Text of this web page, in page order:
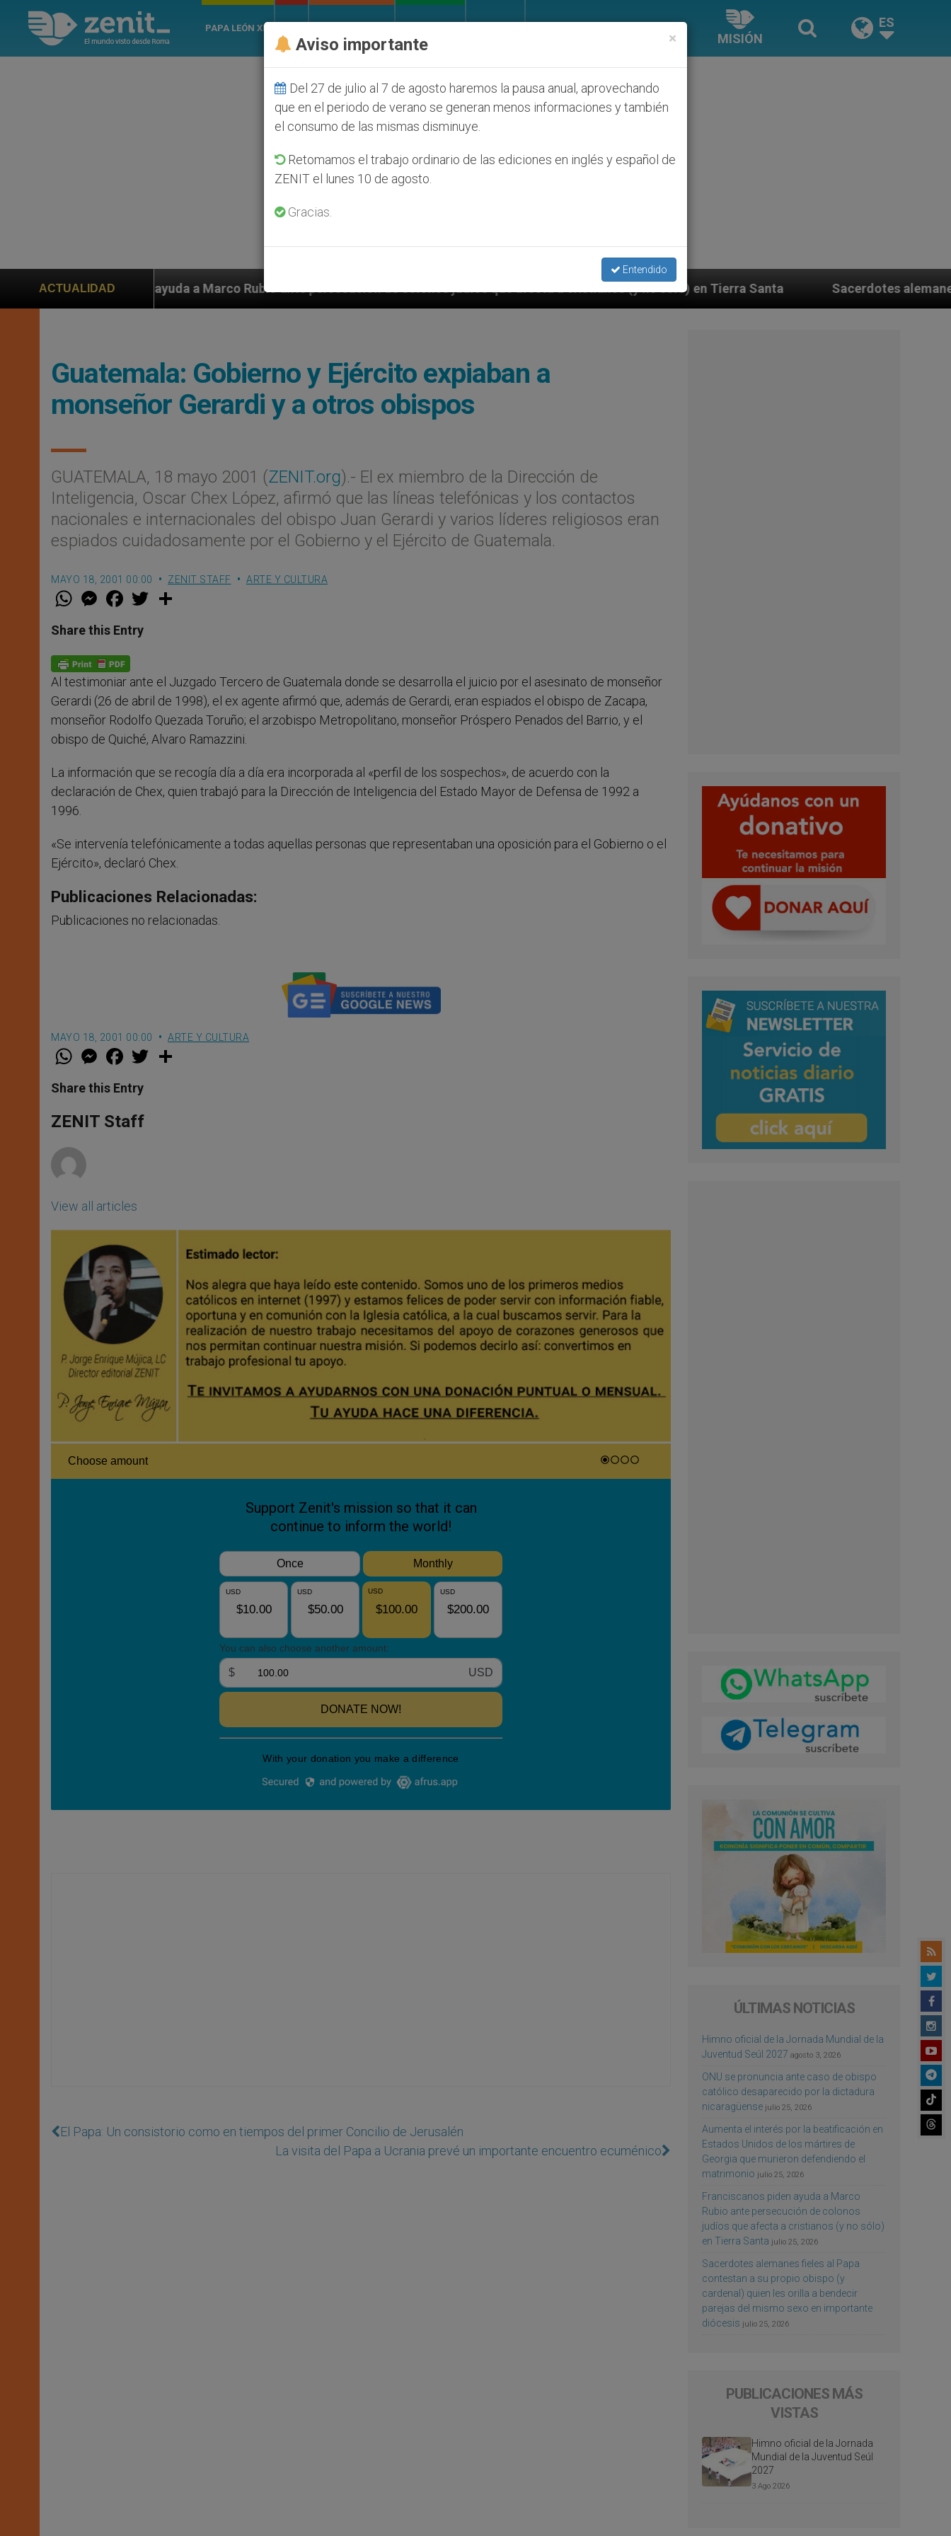
PAPA LEÓN XIV
MISIÓN
ES
ACTUALIDAD
ayuda a Marco Rubio ante persecución de colonos judíos que afecta a cristianos (y no sólo) en Tierra Santa Sacerdotes alemanes fieles al Papa
Guatemala: Gobierno y Ejército expiaban a
monseñor Gerardi y a otros obispos
GUATEMALA, 18 mayo 2001 (ZENIT.org).- El ex miembro de la Dirección de
Inteligencia, Oscar Chex López, afirmó que las líneas telefónicas y los contactos
nacionales e internacionales del obispo Juan Gerardi y varios líderes religiosos eran
espiados cuidadosamente por el Gobierno y el Ejército de Guatemala.
MAYO 18, 2001 00:00 ZENIT STAFF ARTE Y CULTURA
W
t
s
p
p
M
e
s
e
g
e
r
F
a
e
b
o
k
w
Share this Entry
Al testimoniar ante el Juzgado Tercero de Guatemala donde se desarrolla el juicio por el asesinato de monseñor
Gerardi (26 de abril de 1998), el ex agente afirmó que, además de Gerardi, eran espiados el obispo de Zacapa,
monseñor Rodolfo Quezada Toruño; el arzobispo Metropolitano, monseñor Próspero Penados del Barrio, y el
obispo de Quiché, Alvaro Ramazzini.
La información que se recogía día a día era incorporada al «perfil de los sospechos», de acuerdo con la
declaración de Chex, quien trabajó para la Dirección de Inteligencia del Estado Mayor de Defensa de 1992 a
1996.
«Se intervenía telefónicamente a todas aquellas personas que representaban una oposición para el Gobierno o el
Ejército», declaró Chex.
Publicaciones Relacionadas:
Publicaciones no relacionadas.
MAYO 18, 2001 00:00 ARTE Y CULTURA
W
t
s
p
p
M
e
s
e
g
e
F
a
e
b
o
k
w
Share this Entry
ZENIT Staff
View all articles
El Papa: Un consistorio como en tiempos del primer Concilio de Jerusalén
La visita del Papa a Ucrania prevé un importante encuentro ecuménico
ÚLTIMAS NOTICIAS
Himno oficial de la Jornada Mundial de la
Juventud Seúl 2027 agosto 3, 2026
ONU se pronuncia ante caso de obispo
católico desaparecido por la dictadura
nicaragüense julio 25, 2026
Aumenta el interés por la beatificación en
Estados Unidos de los mártires de
Georgia que murieron defendiendo el
matrimonio julio 25, 2026
Franciscanos piden ayuda a Marco
Rubio ante persecución de colonos
judíos que afecta a cristianos (y no sólo)
en Tierra Santa julio 25, 2026
Sacerdotes alemanes fieles al Papa
contestan a su propio obispo (y
cardenal) quien les orilla a bendecir
parejas del mismo sexo en importante
diócesis julio 25, 2026
PUBLICACIONES MÁS
VISTAS
Himno oficial de la Jornada
Mundial de la Juventud Seúl
2027
3 Ago 2026
×
Aviso importante
Del 27 de julio al 7 de agosto haremos la pausa anual, aprovechando
que en el periodo de verano se generan menos informaciones y también
el consumo de las mismas disminuye.
Retomamos el trabajo ordinario de las ediciones en inglés y español de
ZENIT el lunes 10 de agosto.
Gracias.
Entendido